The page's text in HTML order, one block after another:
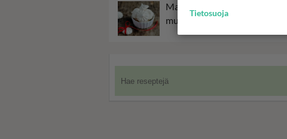
Marenki on helppo tehdä,
mutta vaatii aikaa.
Tietosuoja